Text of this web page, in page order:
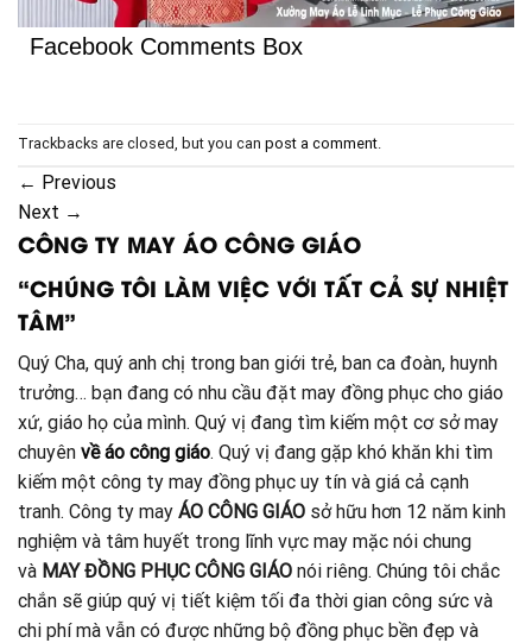
Facebook Comments Box
Trackbacks are closed, but you can post a comment
← Previous
Next →
CÔNG TY MAY ÁO CÔNG GIÁO
“CHÚNG TÔI LÀM VIỆC VỚI TẤT CẢ SỰ NHIỆT
TÂM”
Quý Cha, quý anh chị trong ban giới trẻ, ban ca đoàn, huynh
trưởng… bạn đang có nhu cầu đặt may đồng phục cho giáo
xứ, giáo họ của mình. Quý vị đang tìm kiếm một cơ sở may
chuyên về áo công giáo. Quý vị đang gặp khó khăn khi tìm
kiếm một công ty may đồng phục uy tín và giá cả cạnh
tranh. Công ty may ÁO CÔNG GIÁO sở hữu hơn 12 năm kinh
nghiệm và tâm huyết trong lĩnh vực may mặc nói chung
và MAY ĐỒNG PHỤC CÔNG GIÁO nói riêng. Chúng tôi chắc
chắn sẽ giúp quý vị tiết kiệm tối đa thời gian công sức và
chi phí mà vẫn có được những bộ đồng phục bền đẹp và